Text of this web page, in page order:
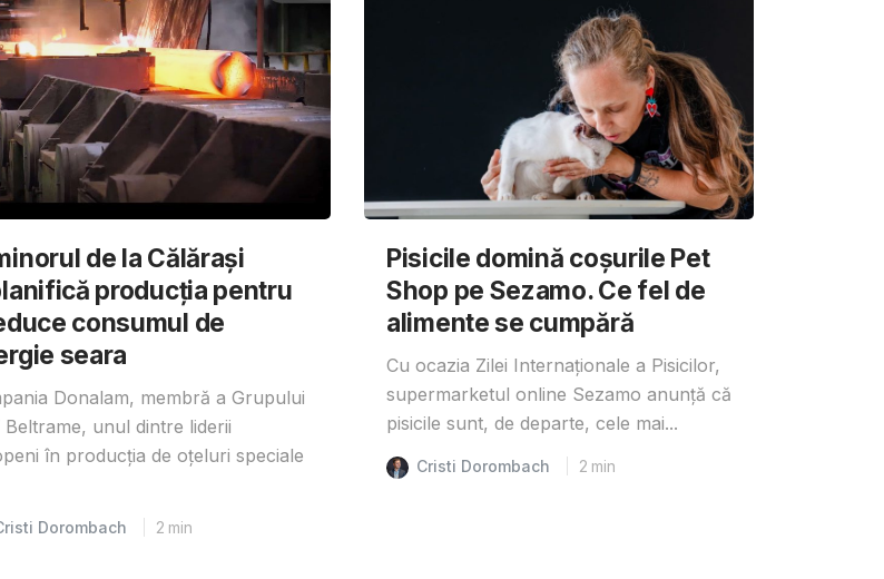
de la Călărași
producția pentru
consumul de
seara
Donalam, membră a Grupului
Beltrame, unul dintre liderii
în producția de oțeluri speciale
Dorombach 2 min
Pisicile domină coșurile Pet
Shop pe Sezamo. Ce fel de
alimente se cumpără
Cu ocazia Zilei Internaționale a Pisicilor,
supermarketul online Sezamo anunță că
pisicile sunt, de departe, cele mai...
Cristi Dorombach 2 min